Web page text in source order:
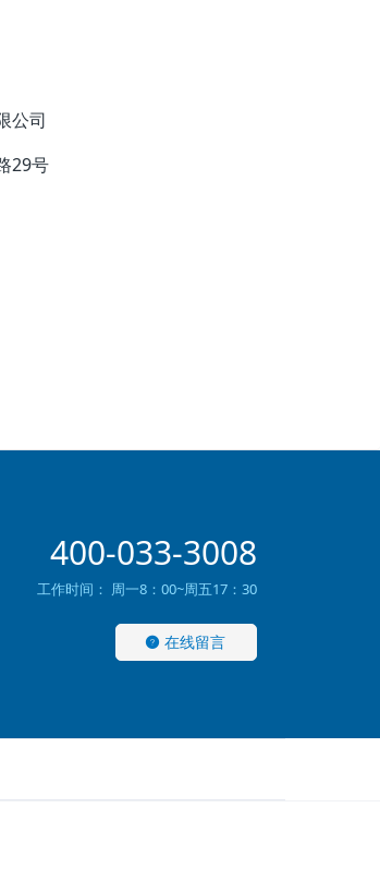
公司
29号
400-033-3008
工作时间： 周一8：00~周五17：30
在线留言